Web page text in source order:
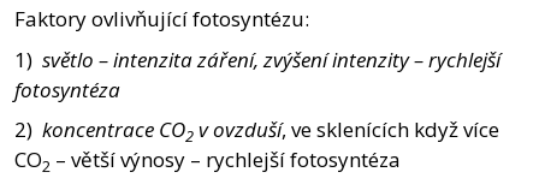
Faktory ovlivňující fotosyntézu:
1) světlo – intenzita záření, zvýšení intenzity – rychlejší
fotosyntéza
2) koncentrace CO2 v ovzduší, ve sklenících když více
CO2 – větší výnosy – rychlejší fotosyntéza